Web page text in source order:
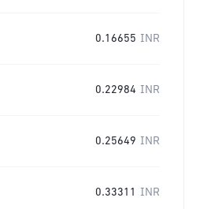
0.16655 INR
0.22984 INR
0.25649 INR
0.33311 INR